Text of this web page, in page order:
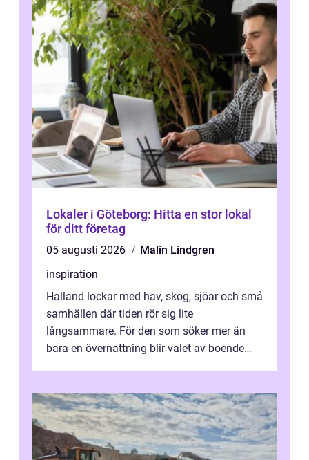
Lokaler i Göteborg: Hitta en stor lokal
för ditt företag
05 augusti 2026
Malin Lindgren
inspiration
Halland lockar med hav, skog, sjöar och små
samhällen där tiden rör sig lite
långsammare. För den som söker mer än
bara en övernattning blir valet av boende